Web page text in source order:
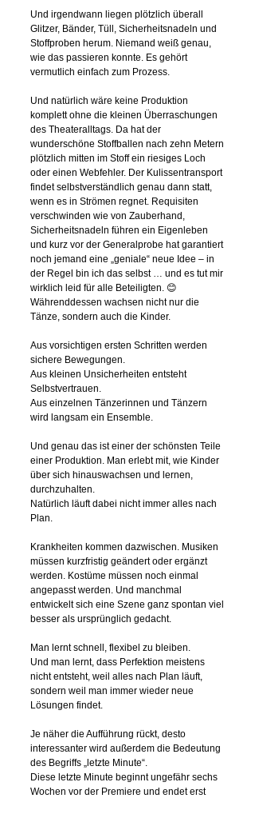
Und irgendwann liegen plötzlich überall
Glitzer, Bänder, Tüll, Sicherheitsnadeln und
Stoffproben herum. Niemand weiß genau,
wie das passieren konnte. Es gehört
vermutlich einfach zum Prozess.
Und natürlich wäre keine Produktion
komplett ohne die kleinen Überraschungen
des Theateralltags. Da hat der
wunderschöne Stoffballen nach zehn Metern
plötzlich mitten im Stoff ein riesiges Loch
oder einen Webfehler. Der Kulissentransport
findet selbstverständlich genau dann statt,
wenn es in Strömen regnet. Requisiten
verschwinden wie von Zauberhand,
Sicherheitsnadeln führen ein Eigenleben
und kurz vor der Generalprobe hat garantiert
noch jemand eine „geniale“ neue Idee – in
der Regel bin ich das selbst … und es tut mir
wirklich leid für alle Beteiligten. 😊
Währenddessen wachsen nicht nur die
Tänze, sondern auch die Kinder.
Aus vorsichtigen ersten Schritten werden
sichere Bewegungen.
Aus kleinen Unsicherheiten entsteht
Selbstvertrauen.
Aus einzelnen Tänzerinnen und Tänzern
wird langsam ein Ensemble.
Und genau das ist einer der schönsten Teile
einer Produktion. Man erlebt mit, wie Kinder
über sich hinauswachsen und lernen,
durchzuhalten.
Natürlich läuft dabei nicht immer alles nach
Plan.
Krankheiten kommen dazwischen. Musiken
müssen kurzfristig geändert oder ergänzt
werden. Kostüme müssen noch einmal
angepasst werden. Und manchmal
entwickelt sich eine Szene ganz spontan viel
besser als ursprünglich gedacht.
Man lernt schnell, flexibel zu bleiben.
Und man lernt, dass Perfektion meistens
nicht entsteht, weil alles nach Plan läuft,
sondern weil man immer wieder neue
Lösungen findet.
Je näher die Aufführung rückt, desto
interessanter wird außerdem die Bedeutung
des Begriffs „letzte Minute“.
Diese letzte Minute beginnt ungefähr sechs
Wochen vor der Premiere und endet erst